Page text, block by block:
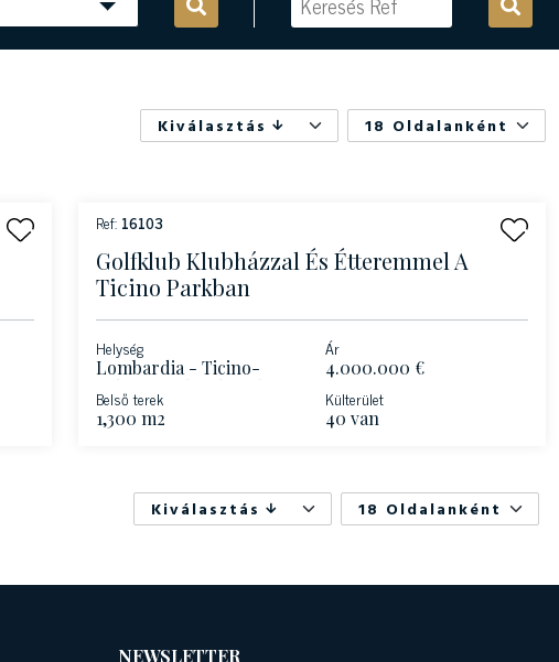
Kiválasztás 18 Oldalanként
Ref: 16103
Golfklub Klubházzal És Étteremmel A
Ticino Parkban
Helység
Lombardia - Ticino-
völgyi Lombard Park
Ár
4.000.000 €
Belső terek
1,300 m2
Külterület
40 van
Kiválasztás 18 Oldalanként
NEWSLETTER